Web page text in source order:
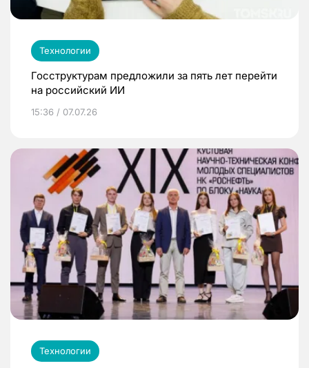
Технологии
Госструктурам предложили за пять лет перейти
на российский ИИ
15:36 / 07.07.26
Технологии